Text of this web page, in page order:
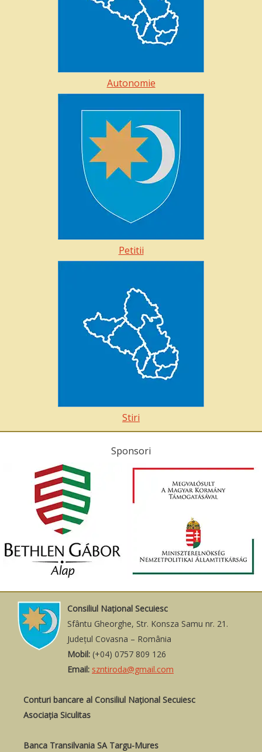
Autonomie
Petitii
Stiri
Sponsori
Consiliul Naţional Secuiesc
Sfântu Gheorghe, Str. Konsza Samu nr. 21.
Judeţul Covasna – România
Mobil: (+04) 0757 809 126
Email: szntiroda@gmail.com
Conturi bancare al Consiliul Național Secuiesc
Asociația Siculitas
Banca Transilvania SA Targu-Mures